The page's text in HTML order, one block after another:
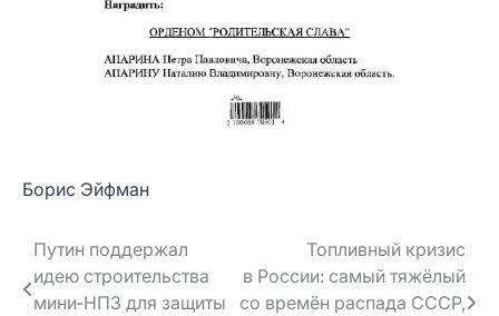
Борис Эйфман
Навигация
по записям
Путин поддержал
идею строительства
мини‑НПЗ для защиты
Топливный кризис
в России: самый тяжёлый
со времён распада СССР,